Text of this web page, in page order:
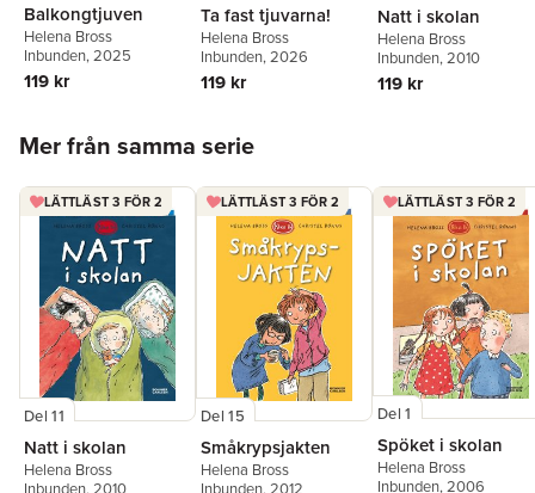
Balkongtjuven
Helena Bross
Inbunden, 2025
119 kr
Ta fast tjuvarna!
Helena Bross
Inbunden, 2026
119 kr
Natt i skolan
Helena Bross
Inbunden, 2010
119 kr
Mer från samma serie
LÄTTLÄST 3 FÖR 2
Del 11
Natt i skolan
Helena Bross
Inbunden, 2010
LÄTTLÄST 3 FÖR 2
Del 15
Småkrypsjakten
Helena Bross
Inbunden, 2012
LÄTTLÄST 3 FÖR 2
Del 1
Spöket i skolan
Helena Bross
Inbunden, 2006